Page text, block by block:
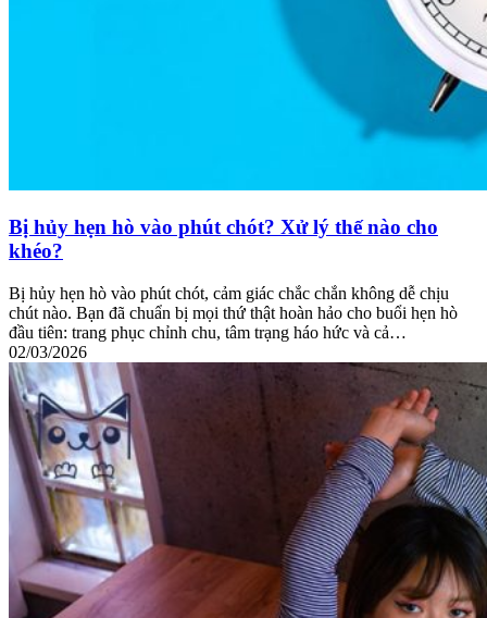
Bị hủy hẹn hò vào phút chót? Xử lý thế nào cho
khéo?
Bị hủy hẹn hò vào phút chót, cảm giác chắc chắn không dễ chịu
chút nào. Bạn đã chuẩn bị mọi thứ thật hoàn hảo cho buổi hẹn hò
đầu tiên: trang phục chỉnh chu, tâm trạng háo hức và cả…
02/03/2026